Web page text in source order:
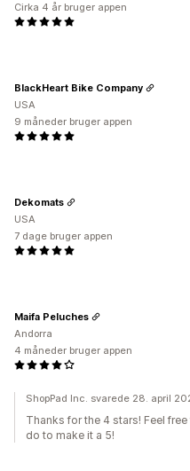
Cirka 4 år bruger appen
BlackHeart Bike Company
USA
9 måneder bruger appen
Dekomats
USA
7 dage bruger appen
Maifa Peluches
Andorra
4 måneder bruger appen
ShopPad Inc. svarede 28. april
Thanks for the 4 stars! Feel
do to make it a 5!